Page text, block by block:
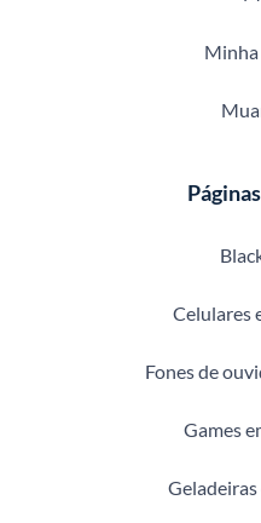
Celulares
Fones de
Games